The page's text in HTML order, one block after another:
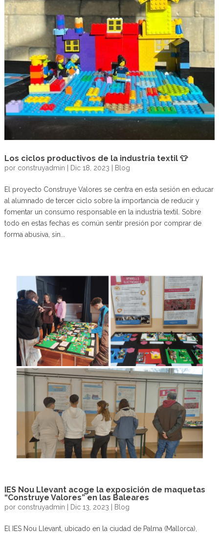
Los ciclos productivos de la industria textil 👕
por construyadmin Dic 18, 2023 Blog
El proyecto Construye Valores se centra en esta sesión en educar
al alumnado de tercer ciclo sobre la importancia de reducir y
fomentar un consumo responsable en la industria textil. Sobre
todo en estas fechas es común sentir presión por comprar de
forma abusiva, sin...
IES Nou Llevant acoge la exposición de maquetas
“Construye Valores” en las Baleares
por construyadmin Dic 13, 2023 Blog
El IES Nou Llevant, ubicado en la ciudad de Palma (Mallorca),